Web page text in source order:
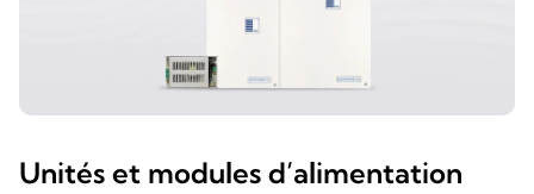
Unités et modules d’alimentation